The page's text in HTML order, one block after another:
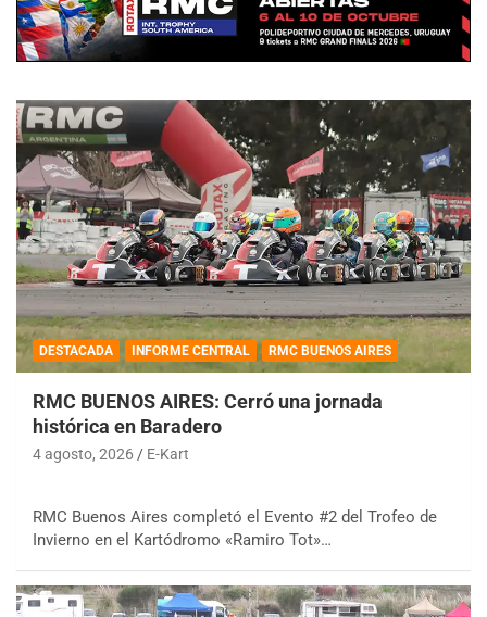
DESTACADA INFORME CENTRAL RMC BUENOS AIRES
RMC BUENOS AIRES: Cerró una jornada
histórica en Baradero
4 agosto, 2026 E-Kart
RMC Buenos Aires completó el Evento #2 del Trofeo de
Invierno en el Kartódromo «Ramiro Tot»…